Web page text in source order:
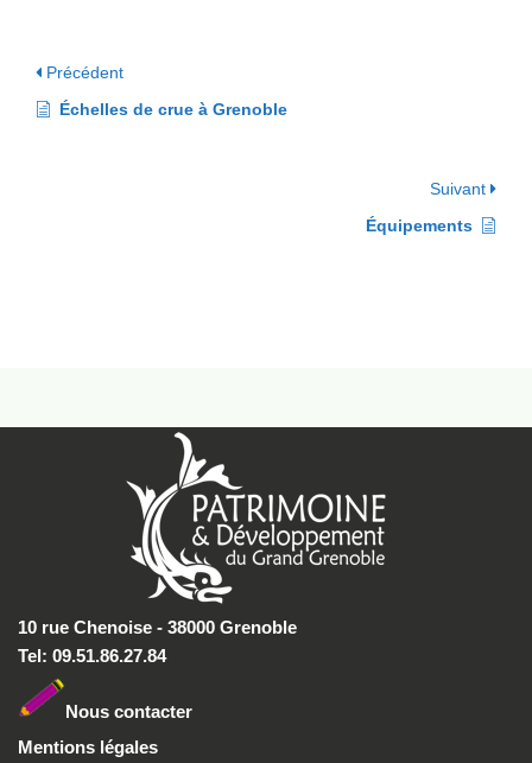
Précédent
Échelles de crue à Grenoble
Suivant
Équipements
10 rue Chenoise - 38000 Grenoble
Tel: 09.51.86.27.84
Nous contacter
Mentions légales